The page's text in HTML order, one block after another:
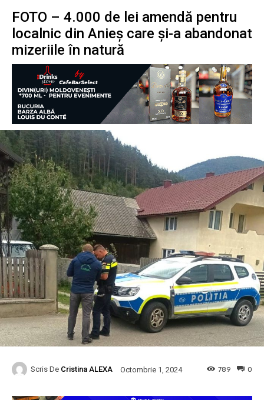
FOTO – 4.000 de lei amendă pentru
localnic din Anieș care și-a abandonat
mizeriile în natură
Scris De Cristina ALEXA Octombrie 1, 2024 0
789